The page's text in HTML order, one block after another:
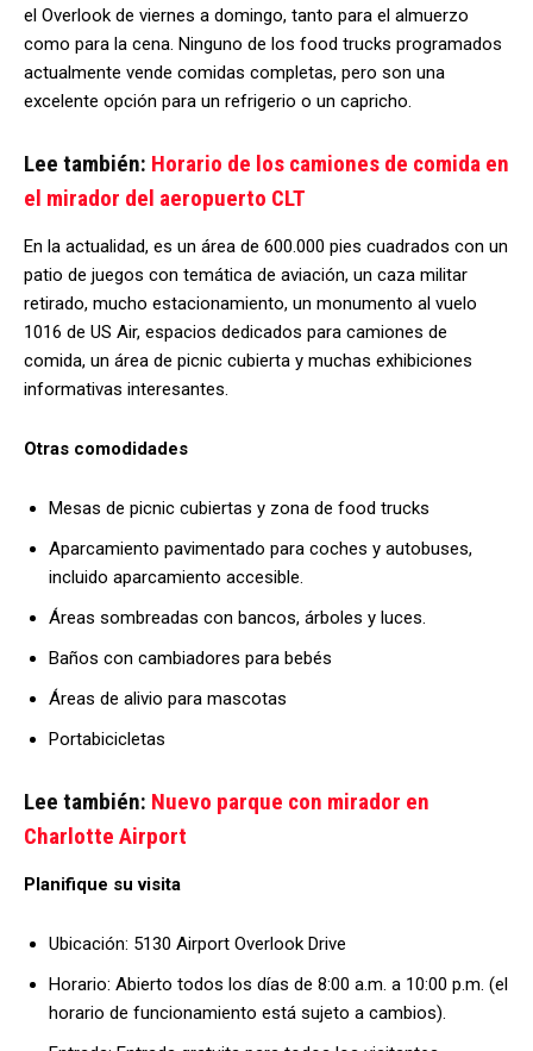
el Overlook de viernes a domingo, tanto para el almuerzo
como para la cena. Ninguno de los food trucks programados
actualmente vende comidas completas, pero son una
excelente opción para un refrigerio o un capricho.
Lee también: Horario de los camiones de comida en
el mirador del aeropuerto CLT
En la actualidad, es un área de 600.000 pies cuadrados con un
patio de juegos con temática de aviación, un caza militar
retirado, mucho estacionamiento, un monumento al vuelo
1016 de US Air, espacios dedicados para camiones de
comida, un área de picnic cubierta y muchas exhibiciones
informativas interesantes.
Otras comodidades
Mesas de picnic cubiertas y zona de food trucks
Aparcamiento pavimentado para coches y autobuses,
incluido aparcamiento accesible.
Áreas sombreadas con bancos, árboles y luces.
Baños con cambiadores para bebés
Áreas de alivio para mascotas
Portabicicletas
Lee también: Nuevo parque con mirador en
Charlotte Airport
Planifique su visita
Ubicación: 5130 Airport Overlook Drive
Horario: Abierto todos los días de 8:00 a.m. a 10:00 p.m. (el
horario de funcionamiento está sujeto a cambios).